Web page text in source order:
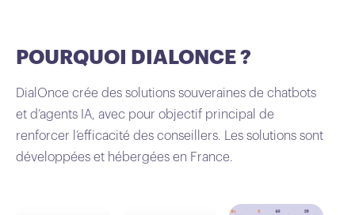
POURQUOI DIALONCE ?
DialOnce crée des solutions souveraines de chatbots
et d’agents IA, avec pour objectif principal de
renforcer l’efficacité des conseillers. Les solutions sont
développées et hébergées en France.